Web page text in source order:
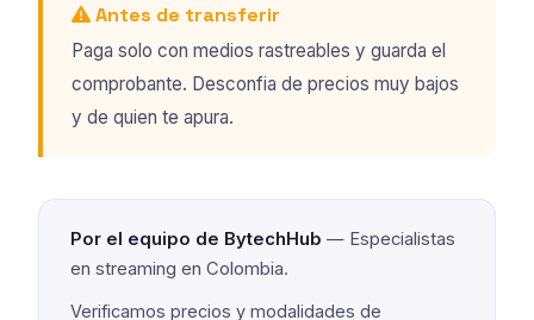
Antes de transferir
Paga solo con medios rastreables y guarda el
comprobante. Desconfia de precios muy bajos
y de quien te apura.
Por el equipo de BytechHub — Especialistas
en streaming en Colombia.
Verificamos precios y modalidades de